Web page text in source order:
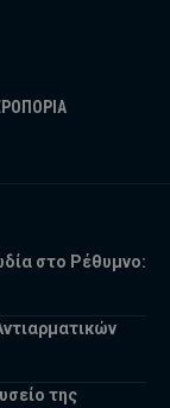
στο Ρέθυμνο:
της